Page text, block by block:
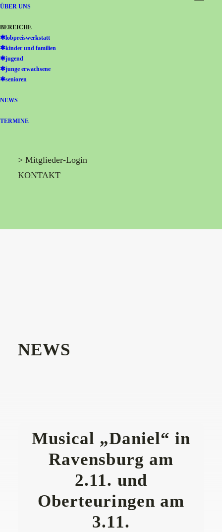
Gemeinschaft Immanuel
ÜBER UNS
BEREICHE
lobpreiswerkstatt
kinder und familien
jugend
junge erwachsene
senioren
NEWS
TERMINE
> Mitglieder-Login
KONTAKT
NEWS
Musical „Daniel“ in
Ravensburg am
2.11. und
Oberteuringen am
3.11.